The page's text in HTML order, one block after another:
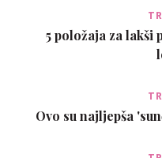
5 položaja za lakši
Ovo su najljepša